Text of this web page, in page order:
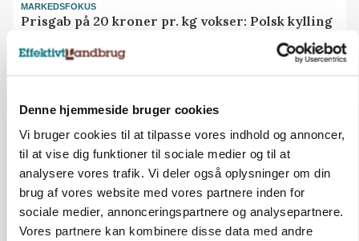
Denne hjemmeside bruger cookies
Vi bruger cookies til at tilpasse vores indhold og annoncer,
til at vise dig funktioner til sociale medier og til at
analysere vores trafik. Vi deler også oplysninger om din
brug af vores website med vores partnere inden for
sociale medier, annonceringspartnere og analysepartnere.
Vores partnere kan kombinere disse data med andre
MARKEDSFOKUS
Prisgab på 20 kroner pr. kg vokser: Polsk kylling